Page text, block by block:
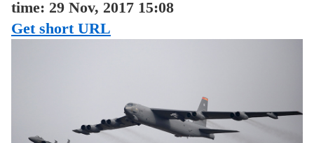
time: 29 Nov, 2017 15:08
Get short URL